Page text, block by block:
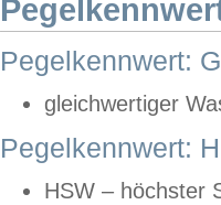
Pegelkennwert:
gleichwertiger
Pegelkennwert:
HSW – höchster